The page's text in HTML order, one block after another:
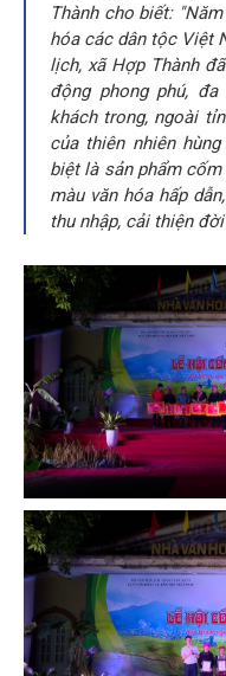
Thành cho biết:
hóa các dân tộc Việt
lịch, xã Hợp Thành
động phong phú,
khách trong, ngoài
của thiên nhiên
biệt là sản phẩm
màu văn hóa hấp
thu nhập, cải thiện